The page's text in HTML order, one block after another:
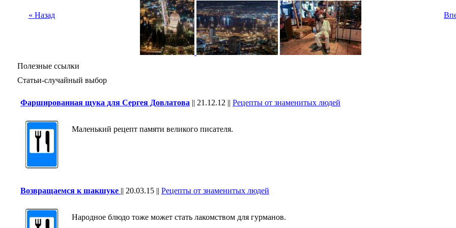
« Назад
Полезные ссылки
Статьи-случайный выбор
Фаршированная щука для Сергея Довлатова || 21.12.12 || Рецепты от знаменитых людей
Маленький рецепт памяти великого писателя.
Возвращаемся к шакшуке || 20.03.15 || Рецепты от знаменитых людей
Народное блюдо тоже может стать лакомством для гурманов.